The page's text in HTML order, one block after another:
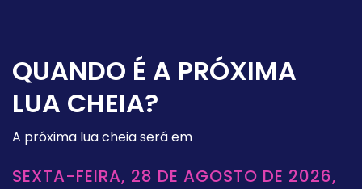
QUANDO É A PRÓXIMA
LUA CHEIA?
A próxima lua cheia será em
SEXTA-FEIRA, 28 DE AGOSTO DE 2026,